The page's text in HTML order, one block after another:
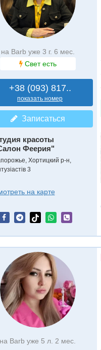
на Barb уже 3 г. 6 мес.
Свет есть
+38 (093) 817..
показать номер
Записаться
красоты
Феерия"
Хортицкий р-н,
3
на карте
на Barb уже 5 л. 2 мес.